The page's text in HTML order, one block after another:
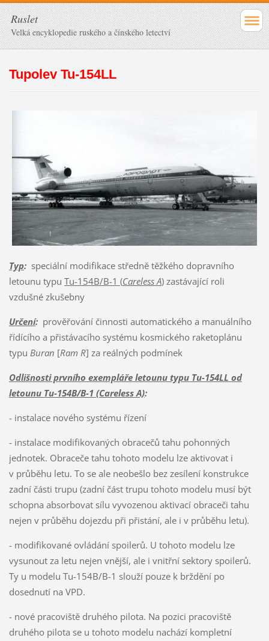
Ruslet
Velká encyklopedie ruského a čínského letectví
Tupolev Tu-154LL
Typ:speciální modifikace středně těžkého dopravního
letounu typu Tu-154B/B-1 (Careless A)zastávající roli
vzdušné zkušebny
Určení:prověřování činnosti automatického a manuálního
řídícího a přistávacího systému kosmického raketoplánu
typu Buran [Ram R] za reálných podmínek
Odlišnosti prvního exempláře letounu typu Tu-154LL od
letounu Tu-154B/B-1 (Careless A):
- instalace nového systému řízení
- instalace modifikovaných obracečů tahu pohonných
jednotek. Obraceče tahu tohoto modelu lze aktivovat i
v průběhu letu. To se ale neobešlo bez zesílení konstrukce
zadní části trupu (zadní část trupu tohoto modelu musí být
schopna absorbovat sílu vyvozenou aktivací obraceči tahu
nejen v průběhu dojezdu při přistání, ale i v průběhu letu).
- modifikované ovládání spoilerů. U tohoto modelu lze
vysunout za letu nejen vnější, ale i vnitřní sektory spoilerů.
Ty u modelu Tu-154B/B-1 slouží pouze k brždění po
dosednutí na VPD.
- nové pracoviště druhého pilota. Na pozici pracoviště
druhého pilota se u tohoto modelu nachází kompletní